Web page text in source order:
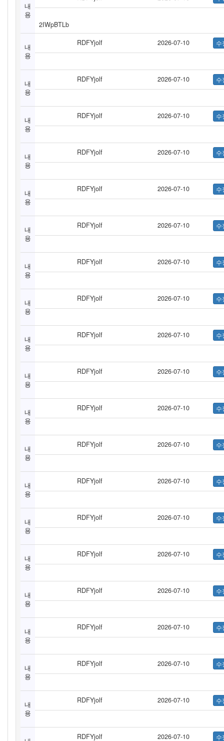
내
용
2IWpBTLb
내
용
RDFYjolf 2026-07-10
내
용
RDFYjolf 2026-07-10
내
용
RDFYjolf 2026-07-10
내
용
RDFYjolf 2026-07-10
내
용
RDFYjolf 2026-07-10
내
용
RDFYjolf 2026-07-10
내
용
RDFYjolf 2026-07-10
내
용
RDFYjolf 2026-07-10
내
용
RDFYjolf 2026-07-10
내
용
RDFYjolf 2026-07-10
내
용
RDFYjolf 2026-07-10
내
용
RDFYjolf 2026-07-10
내
용
RDFYjolf 2026-07-10
내
용
RDFYjolf 2026-07-10
내
용
RDFYjolf 2026-07-10
내
용
RDFYjolf 2026-07-10
내
용
RDFYjolf 2026-07-10
내
용
RDFYjolf 2026-07-10
내
용
RDFYjolf 2026-07-10
RDFYjolf 2026-07-10